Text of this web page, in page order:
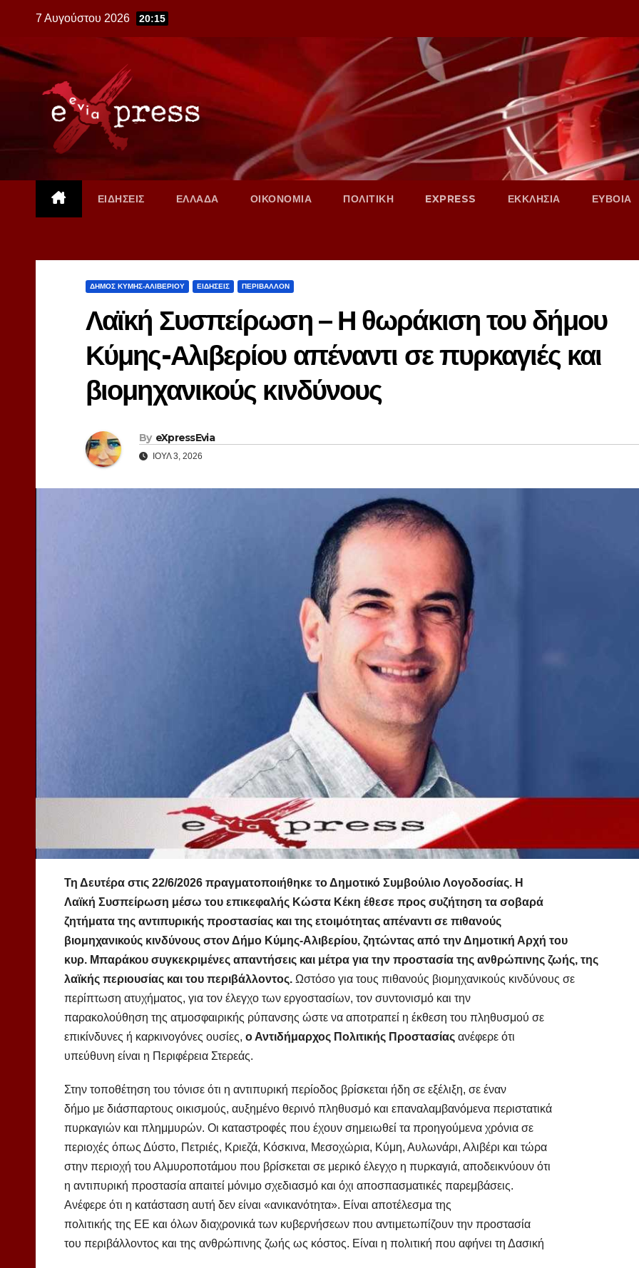
content
7 Αυγούστου 2026 20:15
ΕΙΔΗΣΕΙΣ ΕΛΛΑΔΑ ΟΙΚΟΝΟΜΙΑ ΠΟΛΙΤΙΚΗ EXPRESS ΕΚΚΛΗΣΙΑ ΕΥΒΟΙΑ
ΔΗΜΟΣ ΚΥΜΗΣ-ΑΛΙΒΕΡΙΟΥ ΕΙΔΗΣΕΙΣ ΠΕΡΙΒΑΛΛΟΝ
Λαϊκή Συσπείρωση – Η θωράκιση του δήμου
Κύμης-Αλιβερίου απέναντι σε πυρκαγιές και
βιομηχανικούς κινδύνους
By eXpressEvia
ΙΟΎΛ 3, 2026
Τη Δευτέρα στις 22/6/2026 πραγματοποιήθηκε το Δημοτικό Συμβούλιο Λογοδοσίας. Η
Λαϊκή Συσπείρωση μέσω του επικεφαλής Κώστα Κέκη έθεσε προς συζήτηση τα σοβαρά
ζητήματα της αντιπυρικής προστασίας και της ετοιμότητας απέναντι σε πιθανούς
βιομηχανικούς κινδύνους στον Δήμο Κύμης-Αλιβερίου, ζητώντας από την Δημοτική Αρχή του
κυρ. Μπαράκου συγκεκριμένες απαντήσεις και μέτρα για την προστασία της ανθρώπινης ζωής, της
λαϊκής περιουσίας και του περιβάλλοντος. Ωστόσο για τους πιθανούς βιομηχανικούς κινδύνους σε
περίπτωση ατυχήματος, για τον έλεγχο των εργοστασίων, τον συντονισμό και την
παρακολούθηση της ατμοσφαιρικής ρύπανσης ώστε να αποτραπεί η έκθεση του πληθυσμού σε
επικίνδυνες ή καρκινογόνες ουσίες, ο Αντιδήμαρχος Πολιτικής Προστασίας ανέφερε ότι
υπεύθυνη είναι η Περιφέρεια Στερεάς.
Στην τοποθέτηση του τόνισε ότι η αντιπυρική περίοδος βρίσκεται ήδη σε εξέλιξη, σε έναν
δήμο με διάσπαρτους οικισμούς, αυξημένο θερινό πληθυσμό και επαναλαμβανόμενα περιστατικά
πυρκαγιών και πλημμυρών. Οι καταστροφές που έχουν σημειωθεί τα προηγούμενα χρόνια σε
περιοχές όπως Δύστο, Πετριές, Κριεζά, Κόσκινα, Μεσοχώρια, Κύμη, Αυλωνάρι, Αλιβέρι και τώρα
στην περιοχή του Αλμυροποτάμου που βρίσκεται σε μερικό έλεγχο η πυρκαγιά, αποδεικνύουν ότι
η αντιπυρική προστασία απαιτεί μόνιμο σχεδιασμό και όχι αποσπασματικές παρεμβάσεις.
Ανέφερε ότι η κατάσταση αυτή δεν είναι «ανικανότητα». Είναι αποτέλεσμα της
πολιτικής της ΕΕ και όλων διαχρονικά των κυβερνήσεων που αντιμετωπίζουν την προστασία
του περιβάλλοντος και της ανθρώπινης ζωής ως κόστος. Είναι η πολιτική που αφήνει τη Δασική